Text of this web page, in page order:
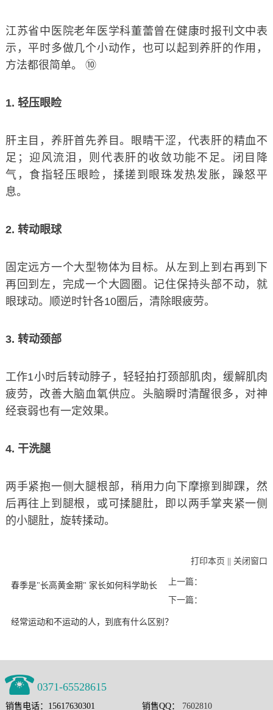
江苏省中医院老年医学科董蕾曾在健康时报刊文中表
示，平时多做几个小动作，也可以起到养肝的作用，
方法都很简单。 ⑩
1. 轻压眼睑
肝主目，养肝首先养目。眼睛干涩，代表肝的精血不
足；迎风流泪，则代表肝的收敛功能不足。闭目降
气，食指轻压眼睑，揉搓到眼珠发热发胀，躁怒平
息。
2. 转动眼球
固定远方一个大型物体为目标。从左到上到右再到下
再回到左，完成一个大圆圈。记住保持头部不动，就
眼球动。顺逆时针各10圈后，清除眼疲劳。
3. 转动颈部
工作1小时后转动脖子，轻轻拍打颈部肌肉，缓解肌肉
疲劳，改善大脑血氧供应。头脑瞬时清醒很多，对神
经衰弱也有一定效果。
4. 干洗腿
两手紧抱一侧大腿根部，稍用力向下摩擦到脚踝，然
后再往上到腿根，或可揉腿肚，即以两手掌夹紧一侧
的小腿肚，旋转揉动。
打印本页 关闭窗口
上一篇：
春季是"长高黄金期" 家长如何科学助长
下一篇：
经常运动和不运动的人，到底有什么区别？
0371-65528615
销售电话：15617630301 销售QQ： 7602810